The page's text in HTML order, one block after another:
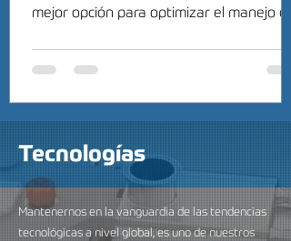
mejor opción para optimizar el manejo de
Tecnologías
Mantenernos en la vanguardia de las tendencias
tecnológicas a nivel global, es uno de nuestros